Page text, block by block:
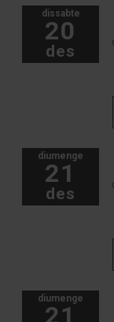
dissabte
20
des
diumenge
21
des
diumenge
21